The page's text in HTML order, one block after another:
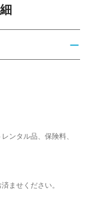
ンタル品、保険料、
ませください。